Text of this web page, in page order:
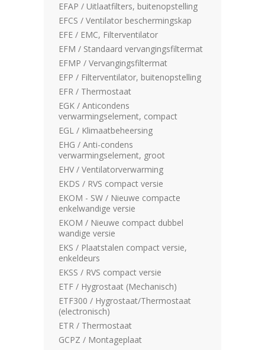
EFAP / Uitlaatfilters, buitenopstelling
EFCS / Ventilator beschermingskap
EFE / EMC, Filterventilator
EFM / Standaard vervangingsfiltermat
EFMP / Vervangingsfiltermat
EFP / Filterventilator, buitenopstelling
EFR / Thermostaat
EGK / Anticondens
verwarmingselement, compact
EGL / Klimaatbeheersing
EHG / Anti-condens
verwarmingselement, groot
EHV / Ventilatorverwarming
EKDS / RVS compact versie
EKOM - SW / Nieuwe compacte
enkelwandige versie
EKOM / Nieuwe compact dubbel
wandige versie
EKS / Plaatstalen compact versie,
enkeldeurs
EKSS / RVS compact versie
ETF / Hygrostaat (Mechanisch)
ETF300 / Hygrostaat/Thermostaat
(electronisch)
ETR / Thermostaat
GCPZ / Montageplaat